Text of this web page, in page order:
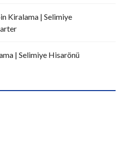
Kiralama | Selimiye
| Selimiye Hisarönü